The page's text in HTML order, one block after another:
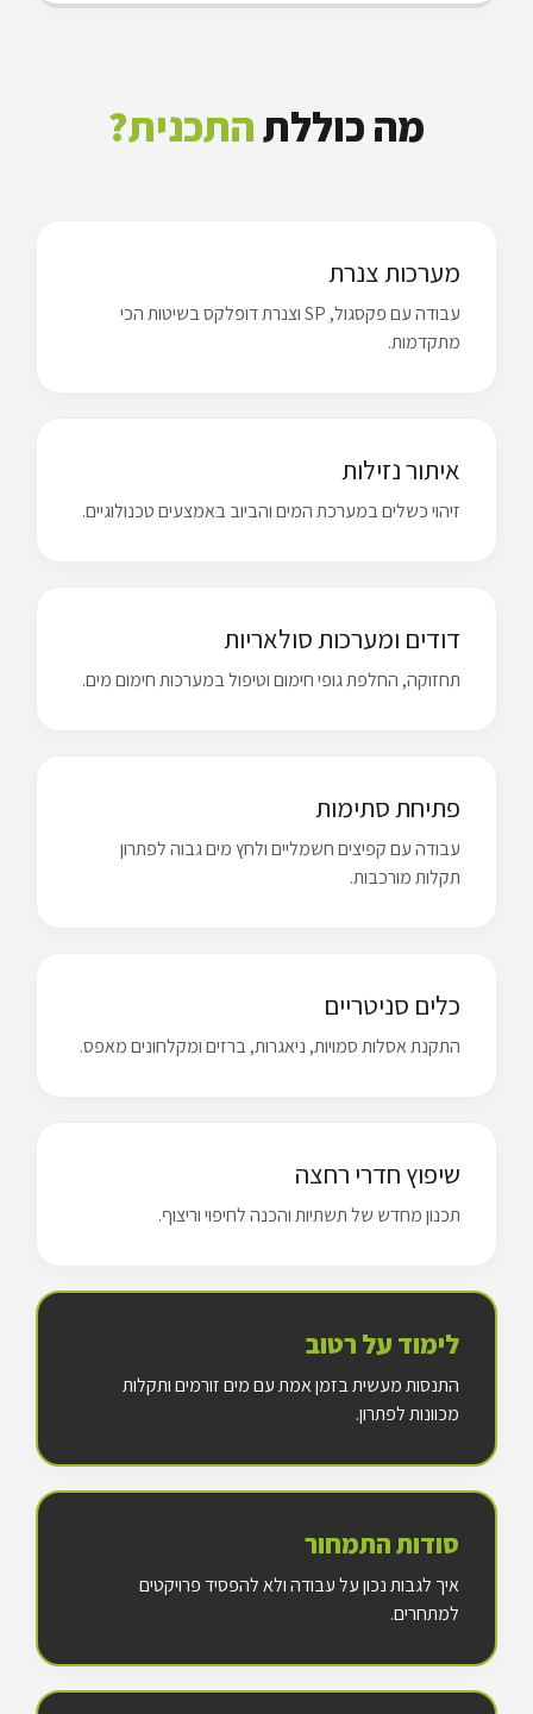
מה כוללתהתכנית?
מערכות צנרת
עבודה עם פקסגול, SP וצנרת דופלקס בשיטות הכי
מתקדמות.
איתור נזילות
זיהוי כשלים במערכת המים והביוב באמצעים טכנולוגיים.
דודים ומערכות סולאריות
תחזוקה, החלפת גופי חימום וטיפול במערכות חימום מים.
פתיחת סתימות
עבודה עם קפיצים חשמליים ולחץ מים גבוה לפתרון
תקלות מורכבות.
כלים סניטריים
התקנת אסלות סמויות, ניאגרות, ברזים ומקלחונים מאפס.
שיפוץ חדרי רחצה
תכנון מחדש של תשתיות והכנה לחיפוי וריצוף.
לימוד על רטוב
התנסות מעשית בזמן אמת עם מים זורמים ותקלות
מכוונות לפתרון.
סודות התמחור
איך לגבות נכון על עבודה ולא להפסיד פרויקטים
למתחרים.